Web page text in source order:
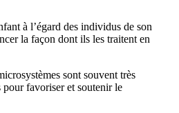
à l’égard des individus de son
la façon dont ils les traitent en
sont souvent très
pour favoriser et soutenir le